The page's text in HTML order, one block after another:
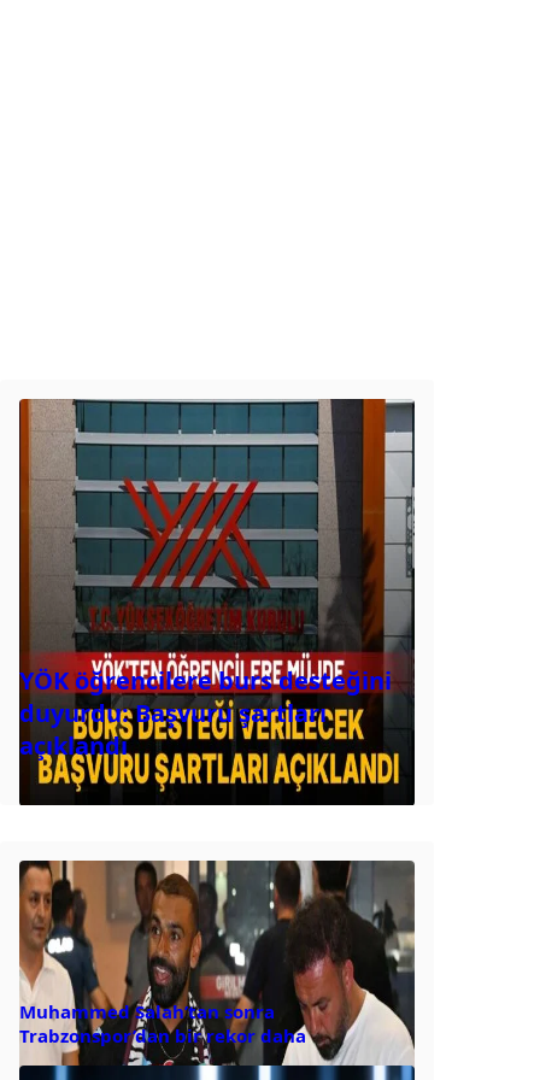
YÖK öğrencilere burs desteğini
duyurdu: Başvuru şartları
açıklandı
Muhammed Salah’tan sonra
Trabzonspor’dan bir rekor daha